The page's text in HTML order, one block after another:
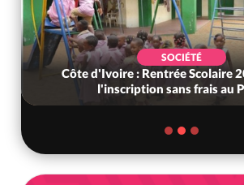
SOCIÉTÉ
Côte d'Ivoire : Rentrée Scolaire
l'inscription sans frais au